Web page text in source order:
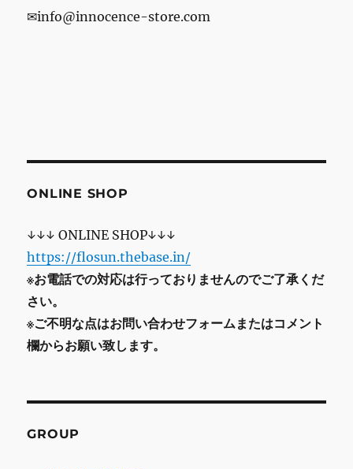
✉info@innocence-store.com
ONLINE SHOP
↓↓↓ ONLINE SHOP↓↓↓
https://flosun.thebase.in/
※お電話での対応は行っておりませんのでご了承くだ
さい。
※ご不明な点はお問い合わせフォームまたはコメント
欄からお願い致します。
GROUP